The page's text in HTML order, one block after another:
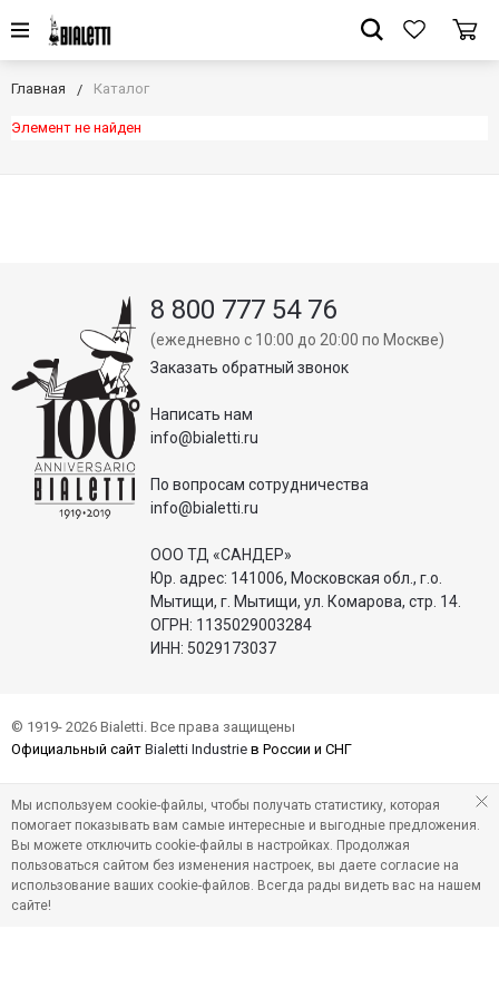
Главная Каталог
Элемент не найден
8 800 777 54 76
(ежедневно с 10:00 до 20:00 по Москве)
Заказать обратный звонок
Написать нам
info@bialetti.ru
По вопросам сотрудничества
info@bialetti.ru
ООО ТД «САНДЕР»
Юр. адрес: 141006, Московская обл., г.о.
Мытищи, г. Мытищи, ул. Комарова, стр. 14.
ОГРН: 1135029003284
ИНН: 5029173037
© 1919- 2026 Bialetti. Все права защищены
Официальный сайт Bialetti Industrie в России и СНГ
Мы используем cookie-файлы, чтобы получать статистику, которая
помогает показывать вам самые интересные и выгодные предложения.
Вы можете отключить cookie-файлы в настройках. Продолжая
пользоваться сайтом без изменения настроек, вы даете согласие на
использование ваших cookie-файлов. Всегда рады видеть вас на нашем
сайте!